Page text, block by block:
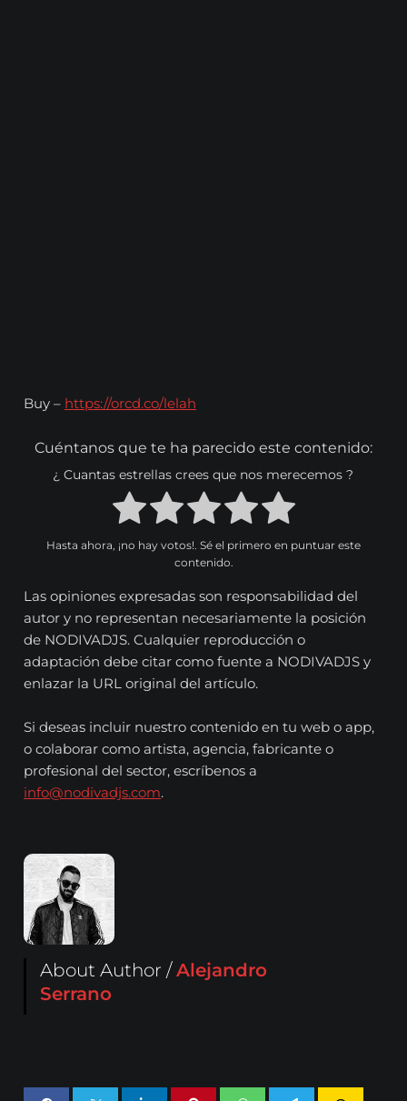
Buy – https://orcd.co/lelah
Cuéntanos que te ha parecido este contenido:
¿ Cuantas estrellas crees que nos merecemos ?
Hasta ahora, ¡no hay votos!. Sé el primero en puntuar este
contenido.
Las opiniones expresadas son responsabilidad del
autor y no representan necesariamente la posición
de NODIVADJS. Cualquier reproducción o
adaptación debe citar como fuente a NODIVADJS y
enlazar la URL original del artículo.
Si deseas incluir nuestro contenido en tu web o app,
o colaborar como artista, agencia, fabricante o
profesional del sector, escríbenos a
info@nodivadjs.com.
About Author /Alejandro
Serrano